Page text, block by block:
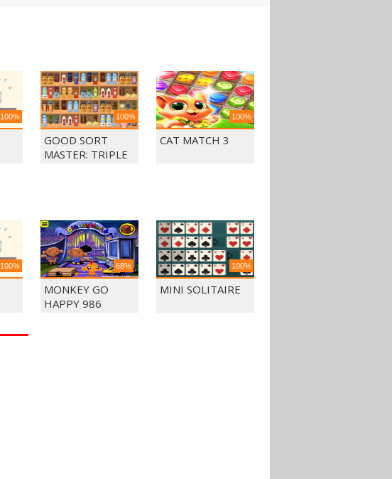
100% 100%
GOOD SORT
MASTER: TRIPLE
100%
CAT MATCH 3
100% 68%
MONKEY GO
HAPPY 986
100%
MINI SOLITAIRE